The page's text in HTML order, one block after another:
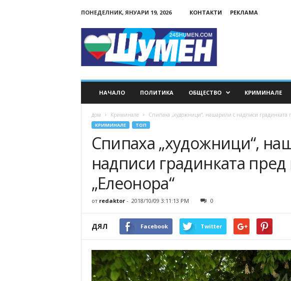
ПОНЕДЕЛНИК, ЯНУАРИ 19, 2026 КОНТАКТИ РЕКЛАМА
НАЧАЛО ПОЛИТИКА ОБЩЕСТВО КРИМИНАЛЕ
дом Криминале Спипаха „художници“, нашарили с надписи градинката
КРИМИНАЛЕ ТОП
Спипаха „художници“,
надписи градинката
„Елеонора“
от redaktor- 2018/10/09 3:11:13 PM 0
ДЯЛ Facebook Twitter